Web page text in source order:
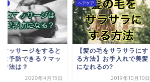
マッサージをすると
は予防できる？マッ
ジ法は？
2020年4月15日
ヘアケア
【髪の毛をサラサラにす
る方法】お手入れで美髪
になれるの?
2019年10月10日